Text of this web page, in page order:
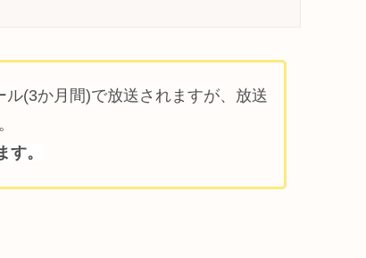
(3か月間)で放送されますが、放送
。